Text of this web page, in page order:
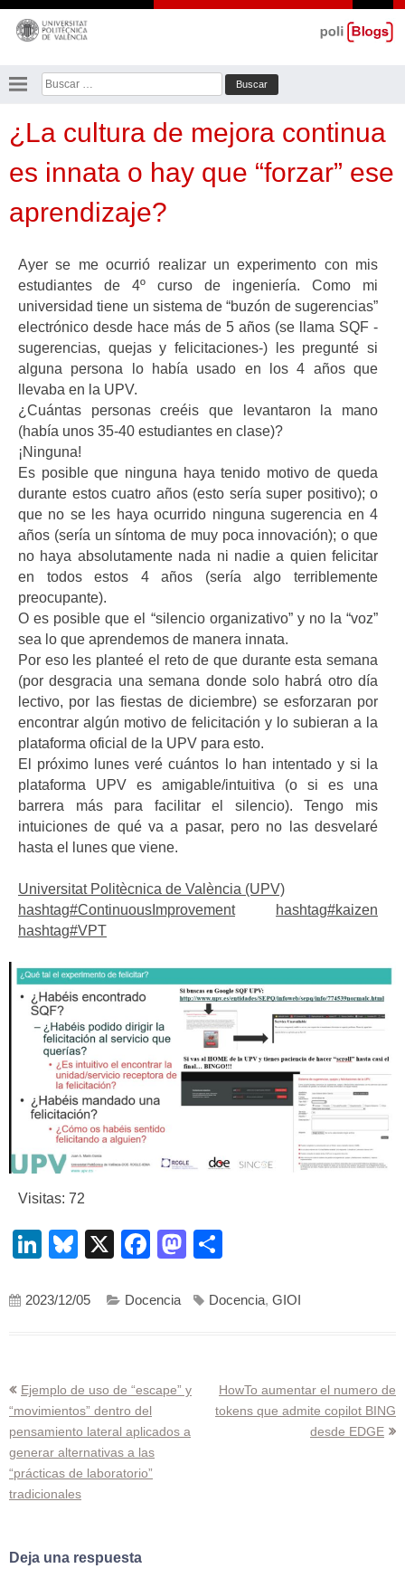
Saltar
contenido
Buscar:
¿La cultura de mejora continua
es innata o hay que “forzar” ese
aprendizaje?
Ayer se me ocurrió realizar un experimento con mis
estudiantes de 4º curso de ingeniería. Como mi
universidad tiene un sistema de “buzón de sugerencias”
electrónico desde hace más de 5 años (se llama SQF -
sugerencias, quejas y felicitaciones-) les pregunté si
alguna persona lo había usado en los 4 años que
llevaba en la UPV.
¿Cuántas personas creéis que levantaron la mano
(había unos 35-40 estudiantes en clase)?
¡Ninguna!
Es posible que ninguna haya tenido motivo de queda
durante estos cuatro años (esto sería super positivo); o
que no se les haya ocurrido ninguna sugerencia en 4
años (sería un síntoma de muy poca innovación); o que
no haya absolutamente nada ni nadie a quien felicitar
en todos estos 4 años (sería algo terriblemente
preocupante).
O es posible que el “silencio organizativo” y no la “voz”
sea lo que aprendemos de manera innata.
Por eso les planteé el reto de que durante esta semana
(por desgracia una semana donde solo habrá otro día
lectivo, por las fiestas de diciembre) se esforzaran por
encontrar algún motivo de felicitación y lo subieran a la
plataforma oficial de la UPV para esto.
El próximo lunes veré cuántos lo han intentado y si la
plataforma UPV es amigable/intuitiva (o si es una
barrera más para facilitar el silencio). Tengo mis
intuiciones de qué va a pasar, pero no las desvelaré
hasta el lunes que viene.
Universitat Politècnica de València (UPV)
hashtag#ContinuousImprovement hashtag#kaizen
hashtag#VPT
Visitas: 72
LinkedIn
Bluesky
X Facebook
Mastodon
2023/12/05 Docencia Docencia, GIOI
Navegación
de
entradas
Ejemplo de uso de “escape” y
“movimientos” dentro del
pensamiento lateral aplicados a
generar alternativas a las
“prácticas de laboratorio”
tradicionales
HowTo aumentar el numero de
tokens que admite copilot BING
desde EDGE
Deja una respuesta